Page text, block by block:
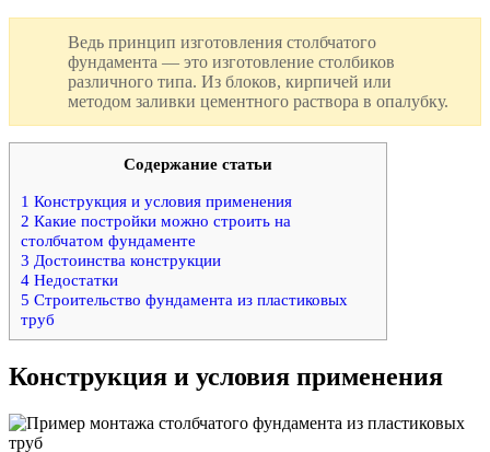
Ведь принцип изготовления столбчатого
фундамента — это изготовление столбиков
различного типа. Из блоков, кирпичей или
методом заливки цементного раствора в опалубку.
Содержание статьи
1 Конструкция и условия применения
2 Какие постройки можно строить на
столбчатом фундаменте
3 Достоинства конструкции
4 Недостатки
5 Строительство фундамента из пластиковых
труб
Конструкция и условия применения